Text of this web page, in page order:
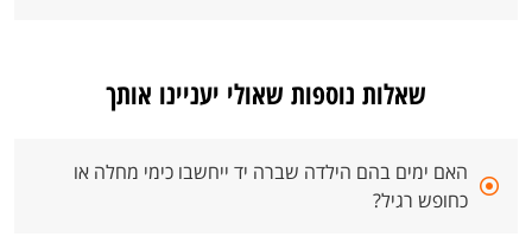
שאלות נוספות שאולי יעניינו אותך
האם ימים בהם הילדה שברה יד ייחשבו כימי מחלה או
כחופש רגיל?